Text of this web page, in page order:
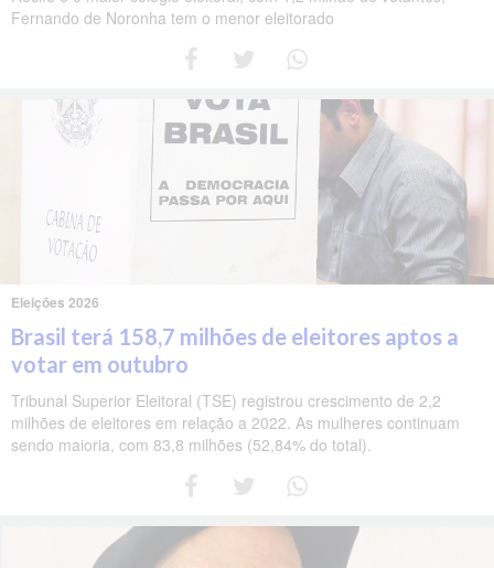
Fernando de Noronha tem o menor eleitorado
Eleições 2026
Brasil terá 158,7 milhões de eleitores aptos a
votar em outubro
Tribunal Superior Eleitoral (TSE) registrou crescimento de 2,2
milhões de eleitores em relação a 2022. As mulheres continuam
sendo maioria, com 83,8 milhões (52,84% do total).